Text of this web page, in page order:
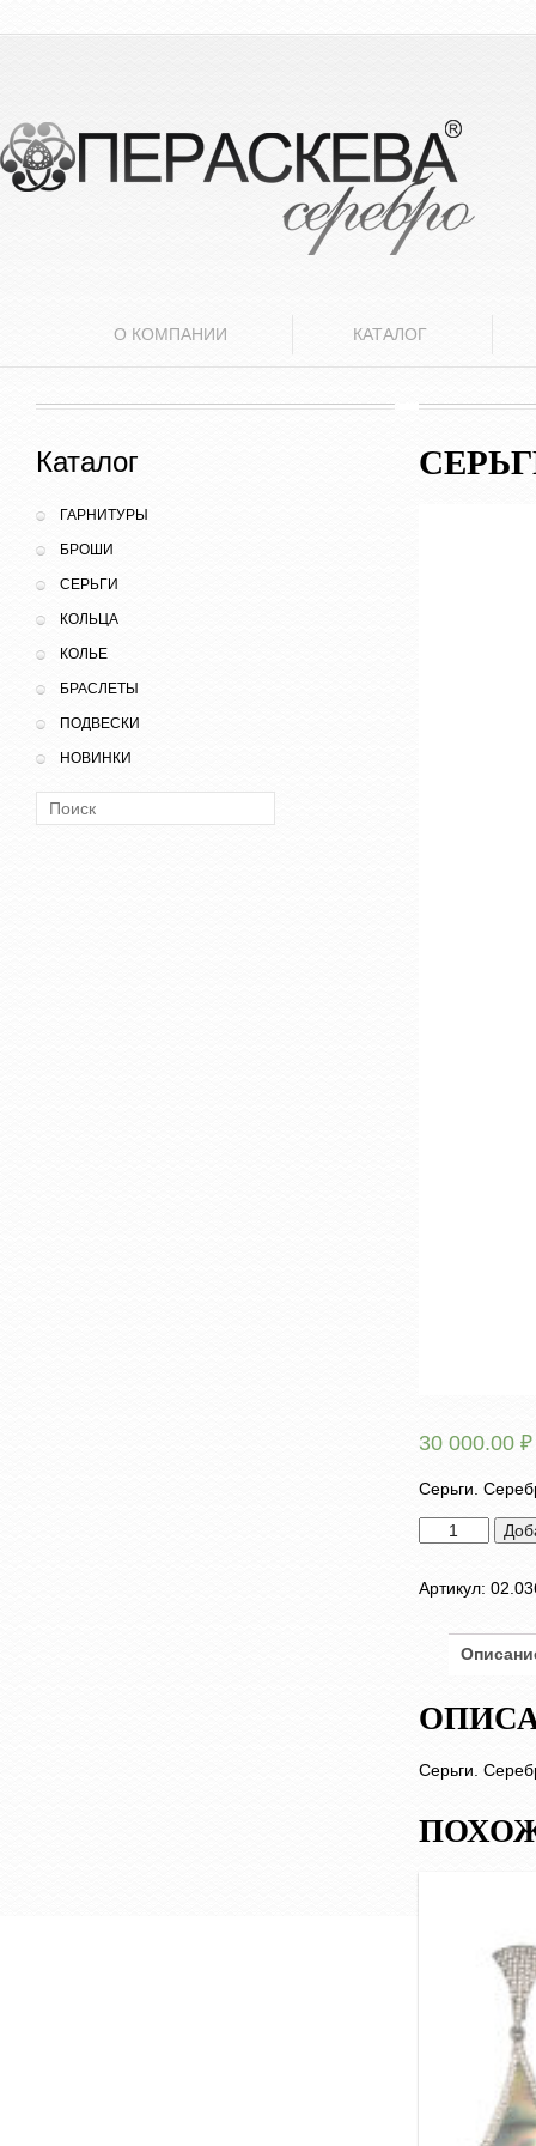
О КОМПАНИИ КАТАЛОГ
Каталог
ГАРНИТУРЫ
БРОШИ
СЕРЬГИ
КОЛЬЦА
КОЛЬЕ
БРАСЛЕТЫ
ПОДВЕСКИ
НОВИНКИ
Поиск:
30 000.00 ₽
Серьги.
Количество
товара
"Бабочки"
Артикул:
Серьги.